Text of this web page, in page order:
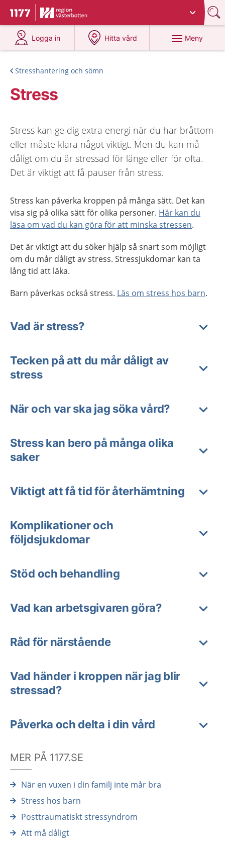
Till startsidan för 1177
Du har valt region
Logga in
på 1177.se
Hitta vård
på 1177.se
Meny
Stresshantering och sömn
Stress
Stress kan ge dig extra energi när du har bråttom
eller måste klara något viktigt. Men du kan må
dåligt om du är stressad för länge eller för ofta.
Det är viktigt att få pauser från stress.
Stress kan påverka kroppen på många sätt. Det kan
visa sig på olika sätt för olika personer. Här kan du
läsa om vad du kan göra för att minska stressen.
Det är viktigt att du söker hjälp så snart som möjligt
om du mår dåligt av stress. Stressjukdomar kan ta
lång tid att läka.
Barn påverkas också stress. Läs om stress hos barn.
Vad är stress?
Tecken på att du mår dåligt av
stress
När och var ska jag söka vård?
Stress kan bero på många olika
saker
Viktigt att få tid för återhämtning
Komplikationer och
följdsjukdomar
Stöd och behandling
Vad kan arbetsgivaren göra?
Råd för närstående
Vad händer i kroppen när jag blir
stressad?
Påverka och delta i din vård
MER PÅ 1177.SE
När en vuxen i din familj inte mår bra
Stress hos barn
Posttraumatiskt stressyndrom
Att må dåligt